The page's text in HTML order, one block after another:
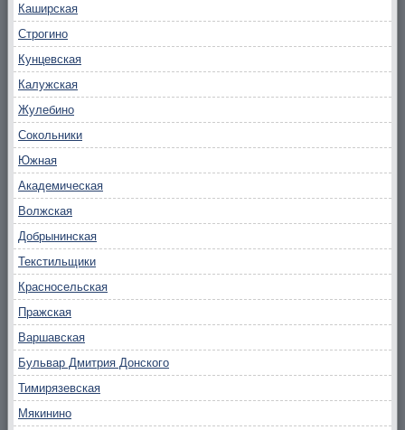
Каширская
Строгино
Кунцевская
Калужская
Жулебино
Сокольники
Южная
Академическая
Волжская
Добрынинская
Текстильщики
Красносельская
Пражская
Варшавская
Бульвар Дмитрия Донского
Тимирязевская
Мякинино